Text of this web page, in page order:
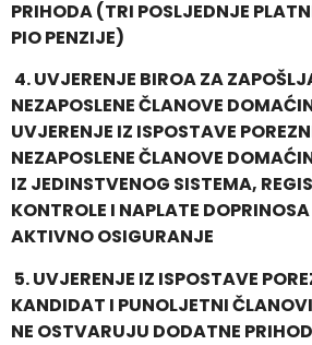
PRIHODA (TRI POSLJEDNJE
PIO PENZIJE)
4.UVJERENJE BIROA ZA
NEZAPOSLENE ČLANOVE
UVJERENJE IZ ISPOSTAVE
NEZAPOSLENE ČLANOVE
IZ JEDINSTVENOG SISTEMA,
KONTROLE I NAPLATE
AKTIVNO OSIGURANJE
5.UVJERENJE IZ ISPOSTAVE
KANDIDAT I PUNOLJETNI
NE OSTVARUJU DODATNE